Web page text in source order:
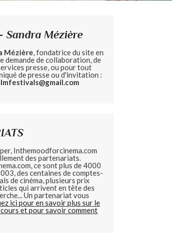
Sandra Mézière
Mézière, fondatrice du site en
demande de collaboration, de
presse, ou pour tout
de presse ou d'invitation :
Inthemoodforcinema.com
des partenariats.
ce sont plus de 4000
des centaines de comptes-
de cinéma, plusieurs prix
qui arrivent en tête des
Un partenariat vous
ici pour en savoir plus sur le
et pour savoir comment